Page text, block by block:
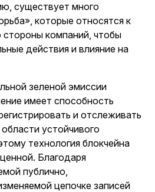
существует много
которые относятся к
компаний, чтобы
действия и влияние на
зеленой эмиссии
имеет способность
и отслеживать
устойчивого
технология блокчейна
Благодаря
публично,
цепочке записей